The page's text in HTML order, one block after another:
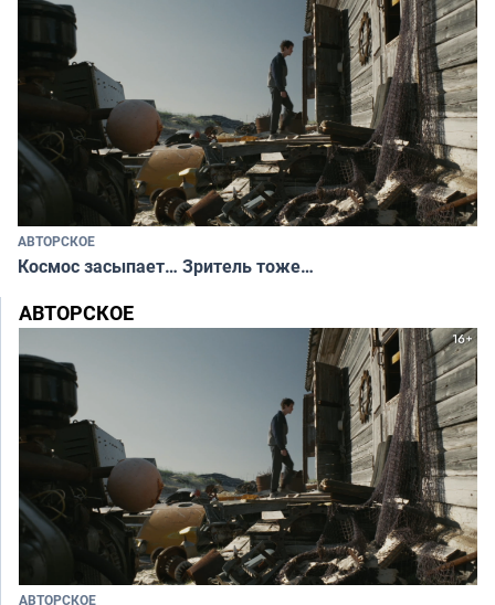
АВТОРСКОЕ
Космос засыпает… Зритель тоже…
АВТОРСКОЕ
АВТОРСКОЕ